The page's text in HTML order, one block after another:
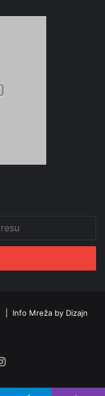
| Info Mreža by Dizajn
Instagram